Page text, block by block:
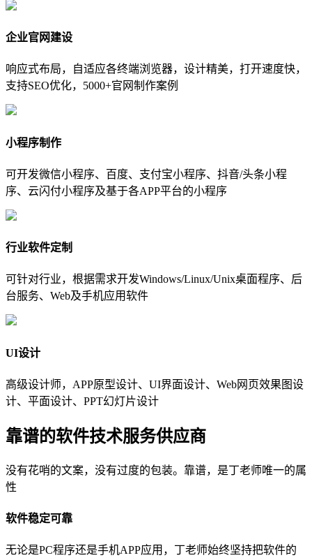
企业官网建设
响应式布局，自适应各终端浏览器，设计精美，打开速度快，
支持SEO优化，5000+官网制作案例
小程序制作
可开发微信小程序、百度、支付宝小程序、抖音/头条小程
序、云闪付小程序及基于各APP平台的小程序
行业软件定制
可针对行业，根据需求开发Windows/Linux/Unix桌面程序、后
台服务、Web及手机应用软件
UI设计
高级设计师，APP原型设计、UI界面设计、Web网页效果图设
计、平面设计、PPT幻灯片设计
靠谱的软件技术服务供应商
没有花哨的文案，没有过度的包装。靠谱，是丁老师唯一的属
性
软件稳定可靠
无论是PC程序还是手机APP应用，丁老师始终坚持把软件的